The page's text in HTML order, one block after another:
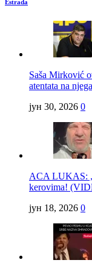
Estrada
Saša Mirković
atentata na
јун 30, 2026 0
ACA LUKAS:
kerovima!
јун 18, 2026 0